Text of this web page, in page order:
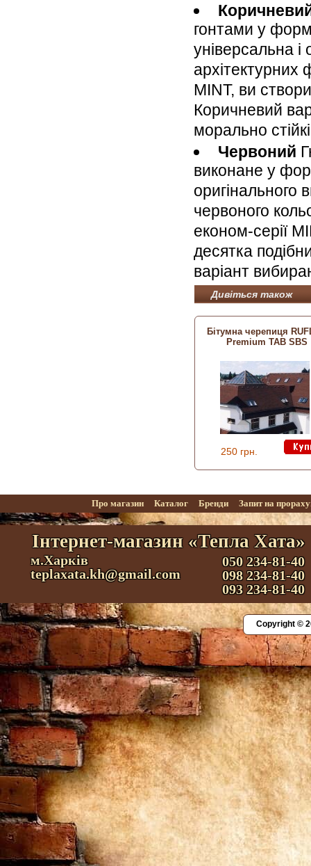
гонтами у
універсальна
архітектурних
MINT, ви
Коричневий
морально
Червоний
виконане у
оригінального
червоного
економ-серії
десятка
варіант
Дивіться також
Бітумна черепиця
Premium TAB SBS
250 грн.
Про магазин Каталог Бренди Запит на
Інтернет-магазин «Тепла Хата»
м.Харків
teplaxata.kh@gmail.com
050 234-81-40
098 234-81-40
093 234-81-40
Copyright ©